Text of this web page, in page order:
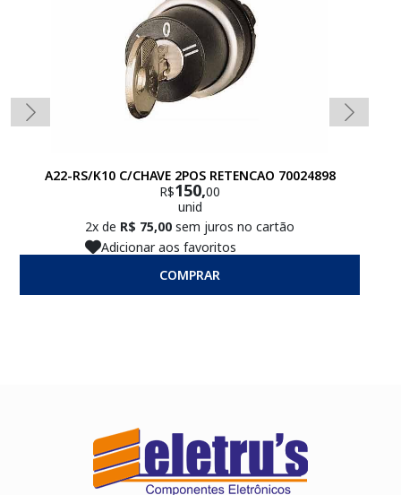
A22-RS/K10 C/CHAVE 2POS RETENCAO 70024898
R$150,00
unid
2x de R$ 75,00 sem juros no cartão
Adicionar aos favoritos
COMPRAR